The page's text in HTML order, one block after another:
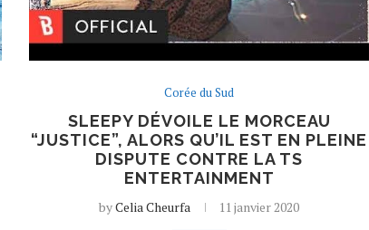
Corée du Sud
SLEEPY DÉVOILE LE MORCEAU
“JUSTICE”, ALORS QU’IL EST EN PLEINE
DISPUTE CONTRE LA TS
ENTERTAINMENT
byCelia Cheurfa 11 janvier 2020